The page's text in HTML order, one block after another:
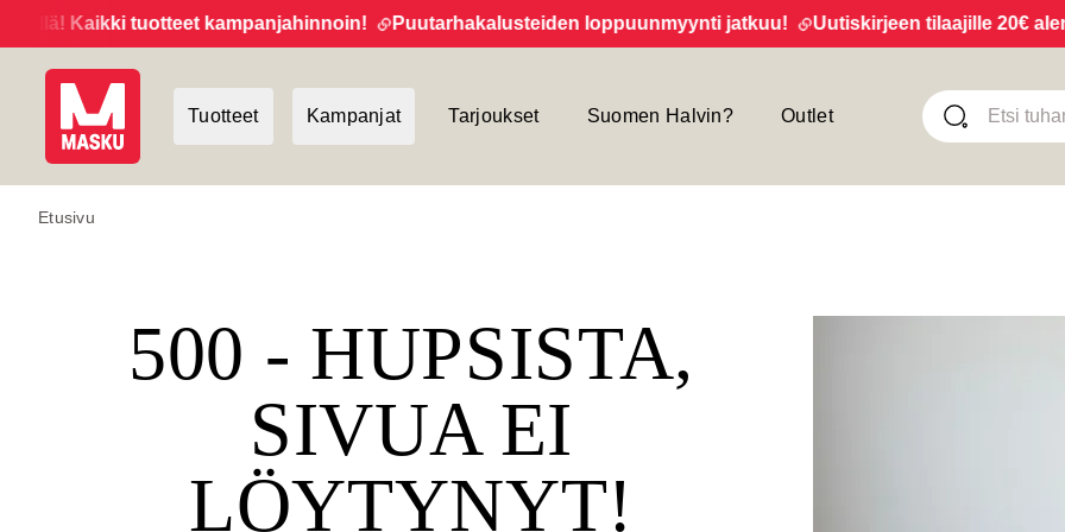
Kaikki tuotteet kampanjahinnoin! Puutarhakalusteiden loppuunmyynti jatkuu! Uutiskirjeen tilaajille 20€
Tuotteet Kampanjat Tarjoukset Suomen Halvin? Outlet
Etusivu
500 - HUPSISTA,
SIVUA EI
LÖYTYNYT!